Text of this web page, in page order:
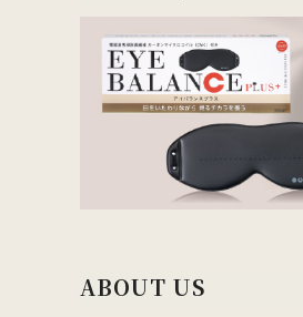
ABOUT US